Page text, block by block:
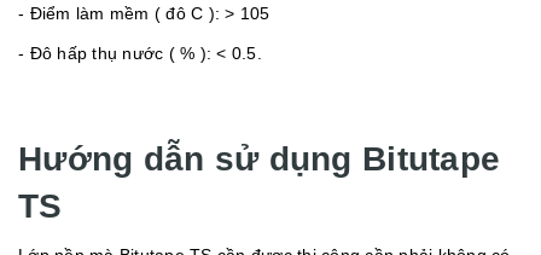
- Điểm làm mềm ( đô C ): > 105
- Đô hấp thụ nước ( % ): < 0.5.
Hướng dẫn sử dụng Bitutape
TS